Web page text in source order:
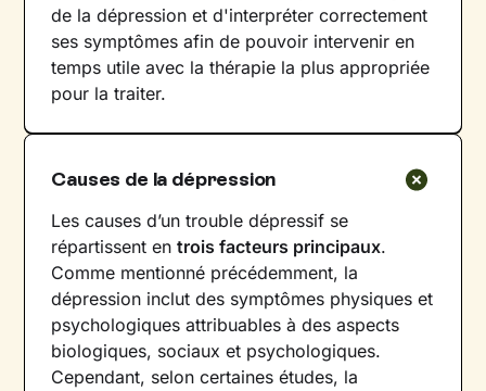
de la dépression et d'interpréter correctement
ses symptômes afin de pouvoir intervenir en
temps utile avec la thérapie la plus appropriée
pour la traiter.
Causes de la dépression
Les causes d’un trouble dépressif se
répartissent entrois facteurs principaux.
Comme mentionné précédemment, la
dépression inclut des symptômes physiques et
psychologiques attribuables à des aspects
biologiques, sociaux et psychologiques.
Cependant, selon certaines études, la